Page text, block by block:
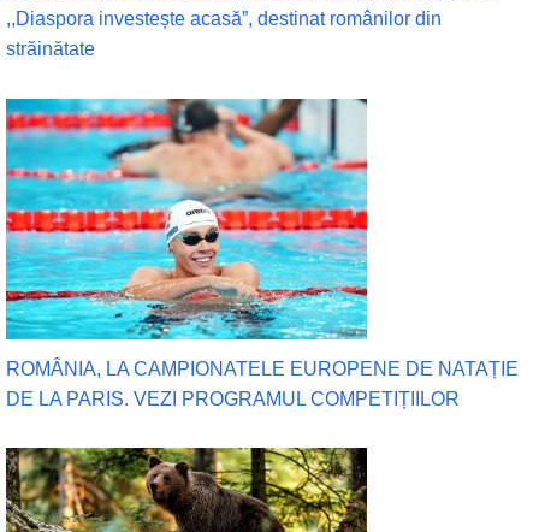
,,Diaspora investește acasă”, destinat românilor din
străinătate
ROMÂNIA, LA CAMPIONATELE EUROPENE DE NATAȚIE
DE LA PARIS. VEZI PROGRAMUL COMPETIȚIILOR